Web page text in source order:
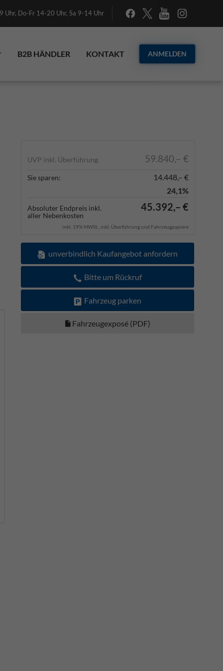
Do-Fr 14-20 Uhr, Sa 9-14 Uhr
B2B HÄNDLER KONTAKT ANMELDEN
UVP inkl. Überführung 59.840,– €
Sie sparen:
14.448,– €
24,1%
Absoluter Endpreis inkl.
aller Nebenkosten
45.392,– €
inkl. 19% MWSt., inkl. Überführung und Fahrzeugpapiere
unverbindlich Kaufangebot anfordern
Bitte um Rückruf
Fahrzeug parken
Fahrzeugexposé (PDF)